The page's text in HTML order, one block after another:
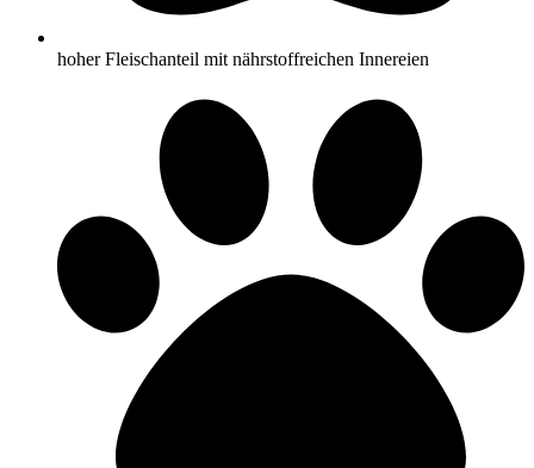
hoher Fleischanteil mit nährstoffreichen Innereien